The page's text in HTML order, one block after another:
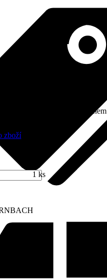
se splachovacím kruhem
zboží
1 ks